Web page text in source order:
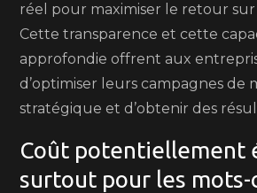
réel pour maximiser le retour sur
Cette transparence et cette
approfondie offrent aux
d’optimiser leurs campagnes de
stratégique et d’obtenir des
Coût potentiellement
surtout pour les mots-